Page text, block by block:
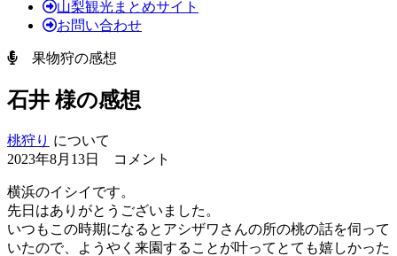
山梨観光まとめサイト
お問い合わせ
果物狩の感想
石井 様の感想
桃狩り について
2023年8月13日 コメント
横浜のイシイです。
先日はありがとうございました。
いつもこの時期になるとアシザワさんの所の桃の話を伺って
いたので、ようやく来園することが叶ってとても嬉しかった